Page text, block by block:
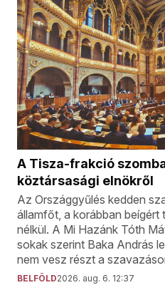
A Tisza-frakció
köztársasági elnökről
Az Országgyűlés kedden
államfőt, a korábban beígért
nélkül. A Mi Hazánk Tóth
sokak szerint Baka András
nem vesz részt a
BELFÖLD2026. aug. 6. 12:37